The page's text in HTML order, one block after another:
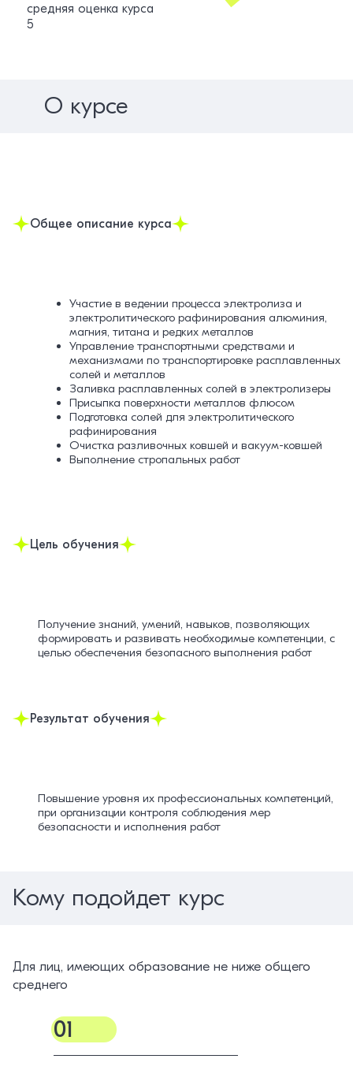
средняя оценка курса
5
О курсе
Общее описание курса
Участие в ведении процесса электролиза и
электролитического рафинирования алюминия,
магния, титана и редких металлов
Управление транспортными средствами и
механизмами по транспортировке расплавленных
солей и металлов
Заливка расплавленных солей в электролизеры
Присыпка поверхности металлов флюсом
Подготовка солей для электролитического
рафинирования
Очистка разливочных ковшей и вакуум-ковшей
Выполнение стропальных работ
Цель обучения
Получение знаний, умений, навыков, позволяющих
формировать и развивать необходимые компетенции, с
целью обеспечения безопасного выполнения работ
Результат обучения
Повышение уровня их профессиональных компетенций,
при организации контроля соблюдения мер
безопасности и исполнения работ
Кому подойдет курс
Для лиц, имеющих образование не ниже общего
среднего
01